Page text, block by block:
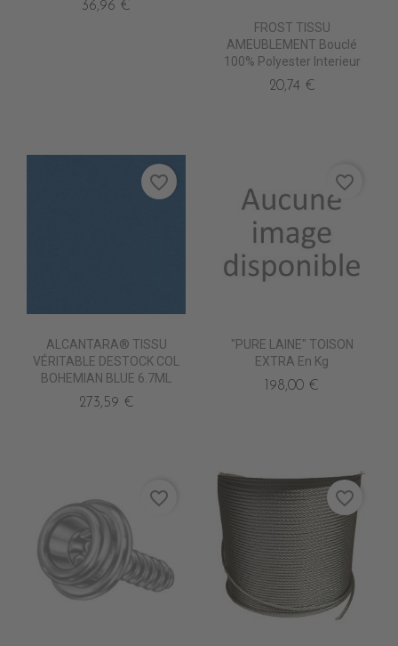
36,96 €
FROST TISSU
AMEUBLEMENT Bouclé
100% Polyester Interieur
20,74 €
ALCANTARA® TISSU
VÉRITABLE DESTOCK COL
BOHEMIAN BLUE 6.7ML
273,59 €
favorite_border
"PURE LAINE" TOISON
EXTRA En Kg
198,00 €
favorite_border
favorite_border favorite_border